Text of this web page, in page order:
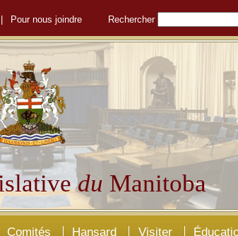
Pour nous joindre Rechercher
du Manitoba
Comités Hansard Visiter